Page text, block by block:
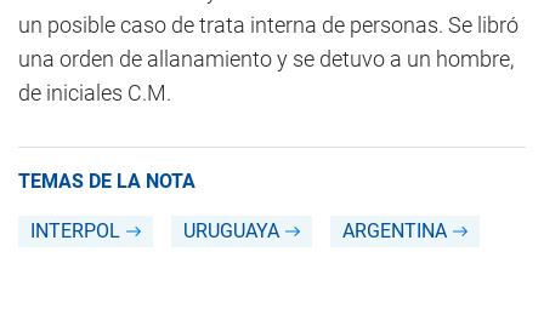
un posible caso de trata interna de personas. Se libró
una orden de allanamiento y se detuvo a un hombre,
de iniciales C.M.
TEMAS DE LA NOTA
INTERPOL URUGUAYA ARGENTINA